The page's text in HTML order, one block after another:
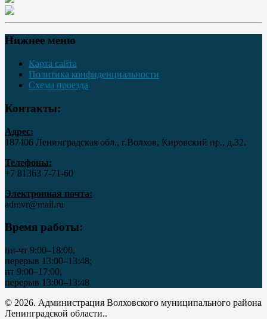
Нижнее меню
Карта сайта
Политика конфиденциальности
Схема проезда
Контакты:
Адрес:
187406 Ленинградская обл., г.Волхов, Кировский пр., д.32.
Телефоны:
+7 81363 7‑71-60
Электронная почта:
admvr@mail.ru
Время работы:
пн-чт 9:00–18:00,
перерыв 13:00–13:48;
пт 9:00–17:00,
перерыв 13:00–13:48
© 2026. Администрация Волховского муниципального района
Ленинградской области..